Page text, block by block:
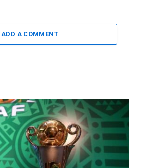
ADD A COMMENT